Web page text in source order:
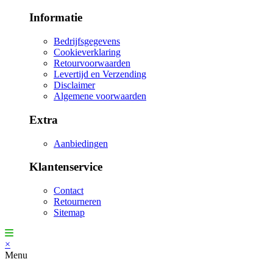
Informatie
Bedrijfsgegevens
Cookieverklaring
Retourvoorwaarden
Levertijd en Verzending
Disclaimer
Algemene voorwaarden
Extra
Aanbiedingen
Klantenservice
Contact
Retourneren
Sitemap
×
Menu